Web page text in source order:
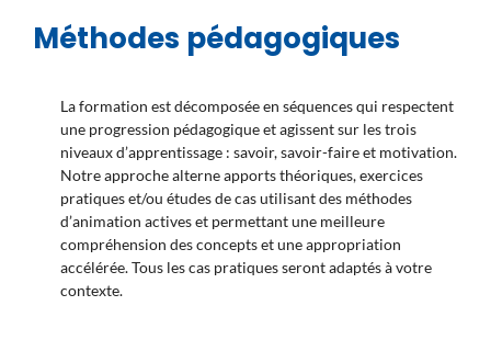
Méthodes pédagogiques
La formation est décomposée en séquences qui respectent
une progression pédagogique et agissent sur les trois
niveaux d’apprentissage : savoir, savoir-faire et motivation.
Notre approche alterne apports théoriques, exercices
pratiques et/ou études de cas utilisant des méthodes
d’animation actives et permettant une meilleure
compréhension des concepts et une appropriation
accélérée. Tous les cas pratiques seront adaptés à votre
contexte.